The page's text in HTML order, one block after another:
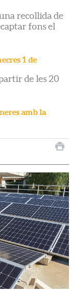
recollida de
fons el
1 de
de les 20
amb la